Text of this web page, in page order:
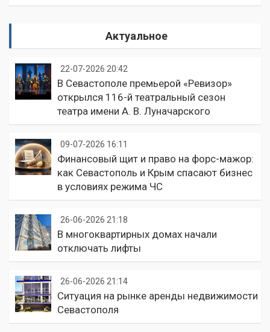
Актуальное
22-07-2026 20:42
В Севастополе премьерой «Ревизор»
открылся 116-й театральный сезон
театра имени А. В. Луначарского
09-07-2026 16:11
Финансовый щит и право на форс-мажор:
как Севастополь и Крым спасают бизнес
в условиях режима ЧС
26-06-2026 21:18
В многоквартирных домах начали
отключать лифты
26-06-2026 21:14
Ситуация на рынке аренды недвижимости
Севастополя